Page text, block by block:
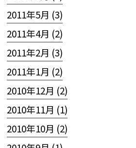
2011年5月 (3)
2011年4月 (2)
2011年2月 (3)
2011年1月 (2)
2010年12月 (2)
2010年11月 (1)
2010年10月 (2)